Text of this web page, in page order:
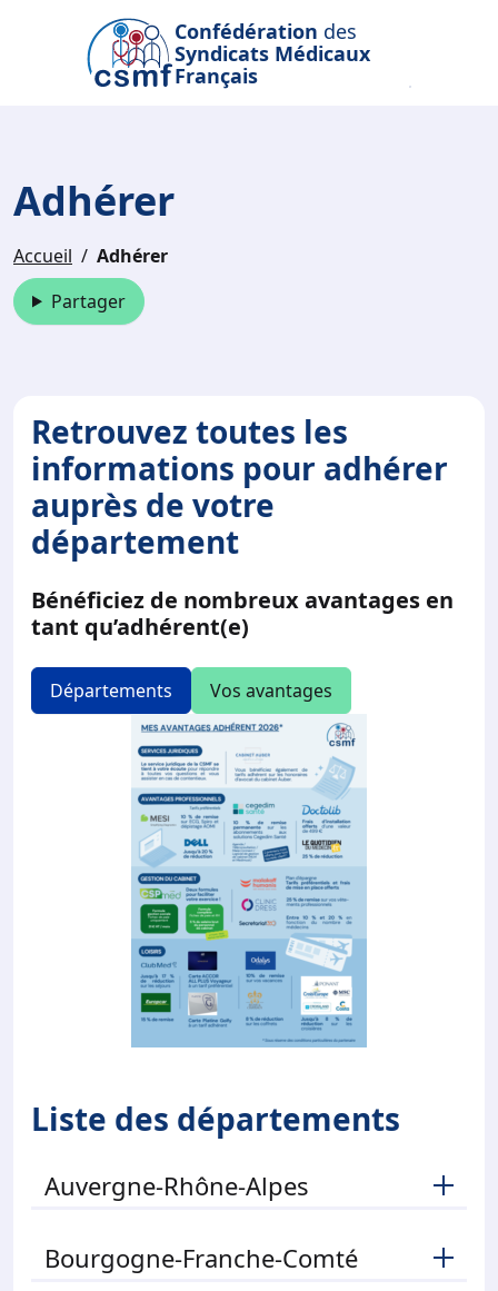
Passer au contenu principal
Confédération des
Syndicats Médicaux
Français
Adhérer
Accueil
Adhérer
Partager
Retrouvez toutes les
informations pour adhérer
auprès de votre
département
Bénéficiez de nombreux avantages en
tant qu’adhérent(e)
Départements Vos avantages
Liste des départements
Auvergne-Rhône-Alpes
Bourgogne-Franche-Comté